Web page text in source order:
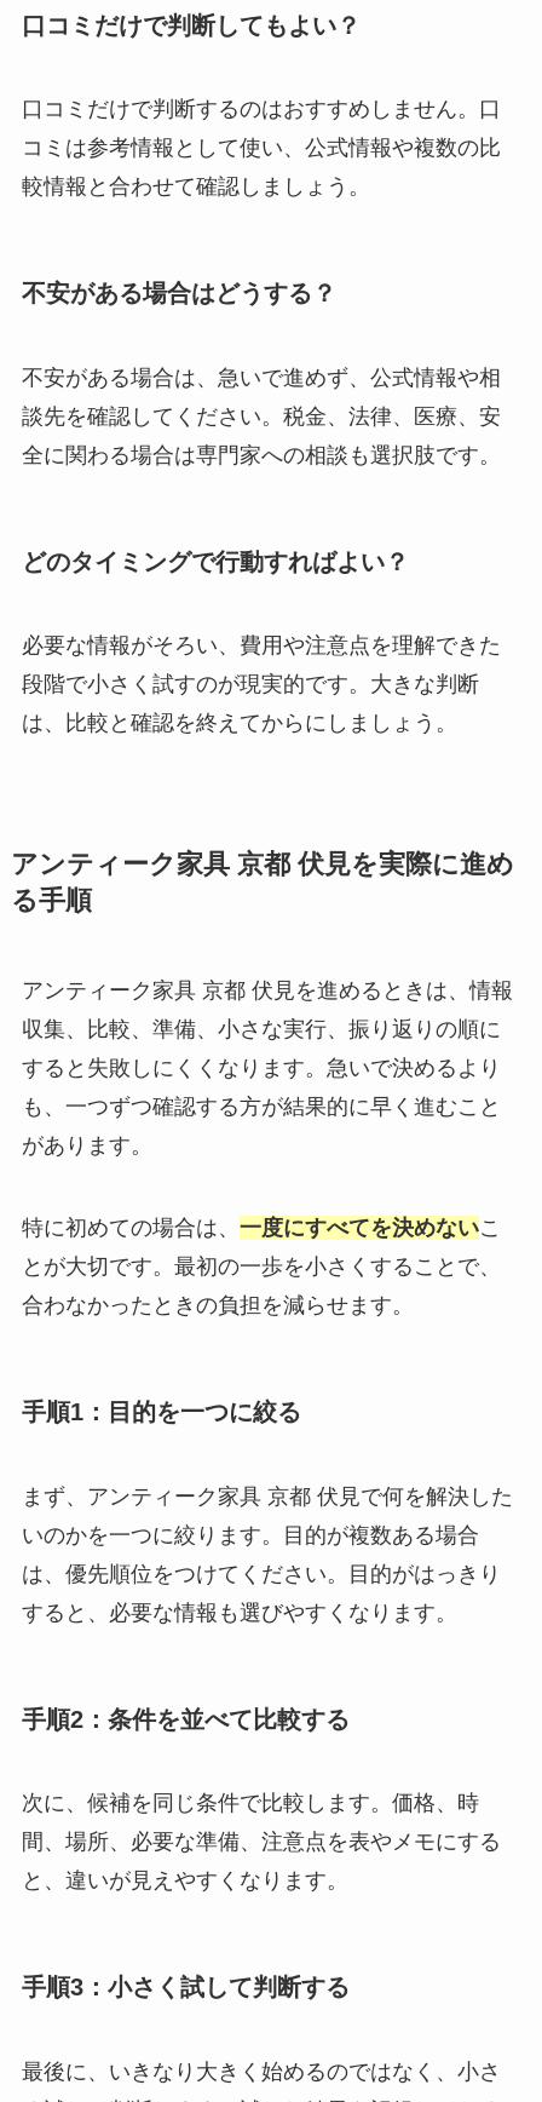
口コミだけで判断してもよい？
口コミだけで判断するのはおすすめしません。口
コミは参考情報として使い、公式情報や複数の比
較情報と合わせて確認しましょう。
不安がある場合はどうする？
不安がある場合は、急いで進めず、公式情報や相
談先を確認してください。税金、法律、医療、安
全に関わる場合は専門家への相談も選択肢です。
どのタイミングで行動すればよい？
必要な情報がそろい、費用や注意点を理解できた
段階で小さく試すのが現実的です。大きな判断
は、比較と確認を終えてからにしましょう。
アンティーク家具 京都 伏見を実際に進め
る手順
アンティーク家具 京都 伏見を進めるときは、情報
収集、比較、準備、小さな実行、振り返りの順に
すると失敗しにくくなります。急いで決めるより
も、一つずつ確認する方が結果的に早く進むこと
があります。
特に初めての場合は、 一度にすべてを決めないこ
とが大切です。最初の一歩を小さくすることで、
合わなかったときの負担を減らせます。
手順1：目的を一つに絞る
まず、アンティーク家具 京都 伏見で何を解決した
いのかを一つに絞ります。目的が複数ある場合
は、優先順位をつけてください。目的がはっきり
すると、必要な情報も選びやすくなります。
手順2：条件を並べて比較する
次に、候補を同じ条件で比較します。価格、時
間、場所、必要な準備、注意点を表やメモにする
と、違いが見えやすくなります。
手順3：小さく試して判断する
最後に、いきなり大きく始めるのではなく、小さ